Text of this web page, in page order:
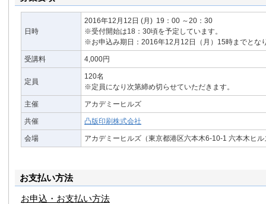
日時
2016年12月12日 (月) 19：00 ～20：30
※受付開始は18：30頃を予定しています。
※お申込み期日：2016年12月12日（月）15時までとな
受講料 4,000円
定員
120名
※定員になり次第締め切らせていただきます。
主催 アカデミーヒルズ
共催 凸版印刷株式会社
会場 アカデミーヒルズ（東京都港区六本木6-10-1 六本木ヒ
お支払い方法
お申込・お支払い方法